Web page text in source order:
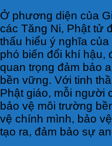
Ở phương diện của
các Tăng Ni, Phật tử
thấu hiểu ý nghĩa
phó biến đổi khí hậu,
quan trọng đảm bảo
bền vững. Với tinh
Phật giáo, mỗi người
bảo vệ môi trường
vệ chính mình, bảo
tạo ra, đảm bảo sự